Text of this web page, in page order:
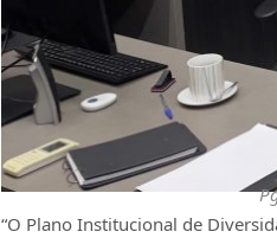
“O Plano Institucional de